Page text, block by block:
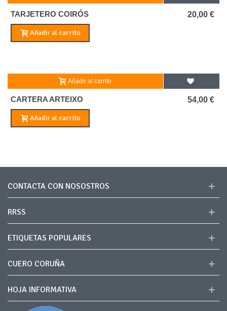
TARJETERO COIRÓS 20,00 €
Añadir al carrito
Añadir al carrito
CARTERA ARTEIXO 54,00 €
Añadir al carrito
CONTACTA CON NOSOSTROS
RRSS
ETIQUETAS POPULARES
CUERO CORUÑA
HOJA INFORMATIVA